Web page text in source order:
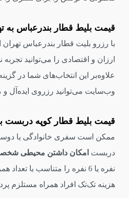
قیمت بلیط قطار بندرعباس به
ارزان و اقتصادی را می‌توانید
علاوه‌بر این انتخاب‌های شما در
وب‌سایت می‌توانید رزروی ایده‌آل و
قیمت بلیط قطار کوپه دربست
ممکن است سفری خانوادگی یا
دربست امکان داشتن محیطی
هزینه تک‌تک افراد همراه مستلزم